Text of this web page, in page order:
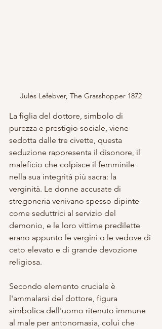
Jules Lefebver, The Grasshopper 1872
La figlia del dottore, simbolo di
purezza e prestigio sociale, viene
sedotta dalle tre civette, questa
seduzione rappresenta il disonore, il
maleficio che colpisce il femminile
nella sua integrità più sacra: la
verginità. Le donne accusate di
stregoneria venivano spesso dipinte
come seduttrici al servizio del
demonio, e le loro vittime predilette
erano appunto le vergini o le vedove di
ceto elevato e di grande devozione
religiosa.
Secondo elemento cruciale è
l'ammalarsi del dottore, figura
simbolica dell'uomo ritenuto immune
al male per antonomasia, colui che